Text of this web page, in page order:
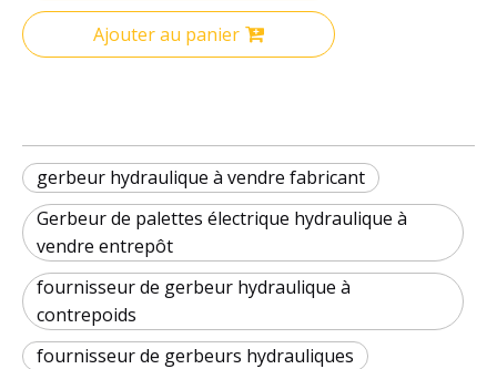
Ajouter au panier
gerbeur hydraulique à vendre fabricant
Gerbeur de palettes électrique hydraulique à
vendre entrepôt
fournisseur de gerbeur hydraulique à
contrepoids
fournisseur de gerbeurs hydrauliques